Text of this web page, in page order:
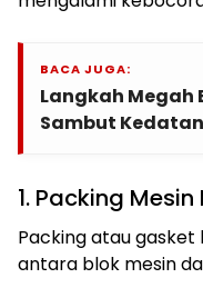
BACA JUGA:
Langkah Megah
Sambut
1. Packing
Packing atau
antara blok mesin